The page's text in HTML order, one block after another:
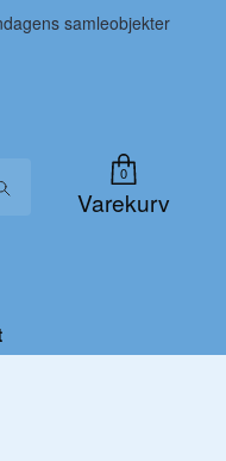
samleobjekter
0
Varekurv